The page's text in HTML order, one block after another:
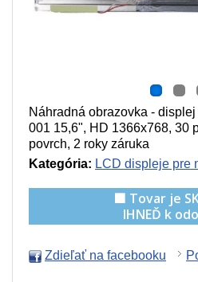
Náhradná obrazovka -
001 15,6", HD 1366x768, 30
povrch, 2 roky záruka
Kategória: LCD displeje pre
🟩 Tovar je
IHNEĎ k
Zdieľať na facebooku